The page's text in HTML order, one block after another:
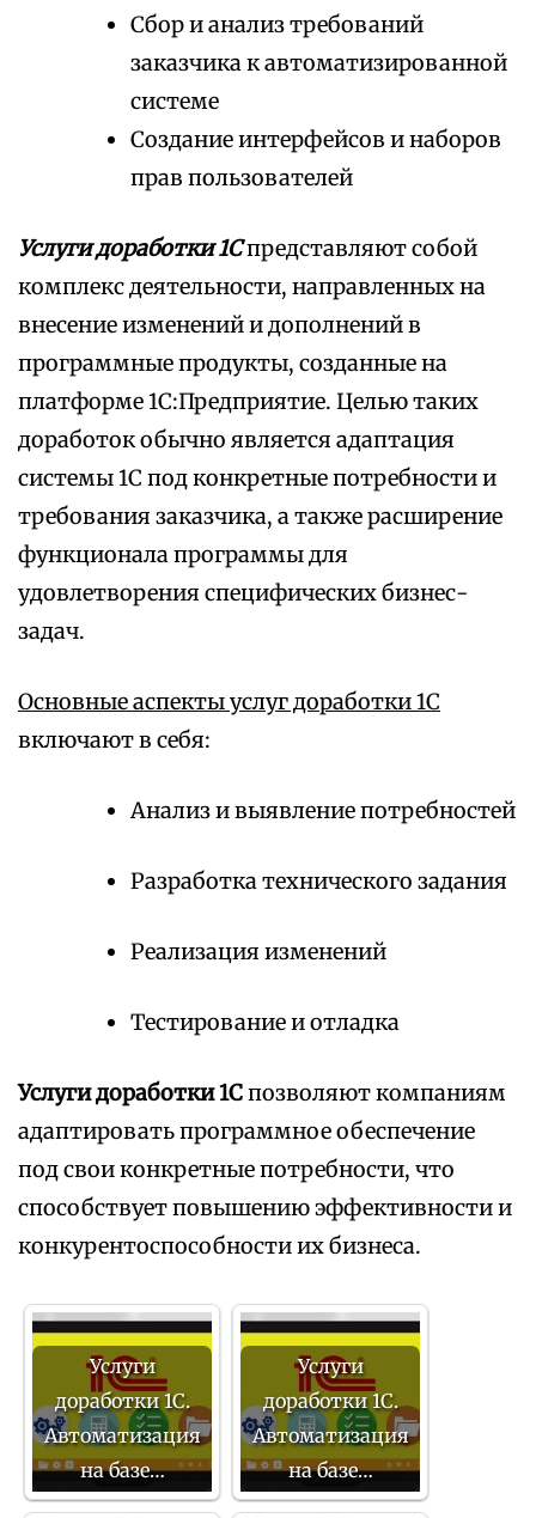
Сбор и анализ требований
заказчика к автоматизированной
системе
Создание интерфейсов и наборов
прав пользователей
Услуги доработки 1Спредставляют собой
комплекс деятельности, направленных на
внесение изменений и дополнений в
программные продукты, созданные на
платформе 1С:Предприятие. Целью таких
доработок обычно является адаптация
системы 1С под конкретные потребности и
требования заказчика, а также расширение
функционала программы для
удовлетворения специфических бизнес-
задач.
Основные аспекты услуг доработки 1С
включают в себя:
Анализ и выявление потребностей
Разработка технического задания
Реализация изменений
Тестирование и отладка
Услуги доработки 1Спозволяют компаниям
адаптировать программное обеспечение
под свои конкретные потребности, что
способствует повышению эффективности и
конкурентоспособности их бизнеса.
Услуги
доработки 1С.
Автоматизация
на базе…
Услуги
доработки 1С.
Автоматизация
на базе…